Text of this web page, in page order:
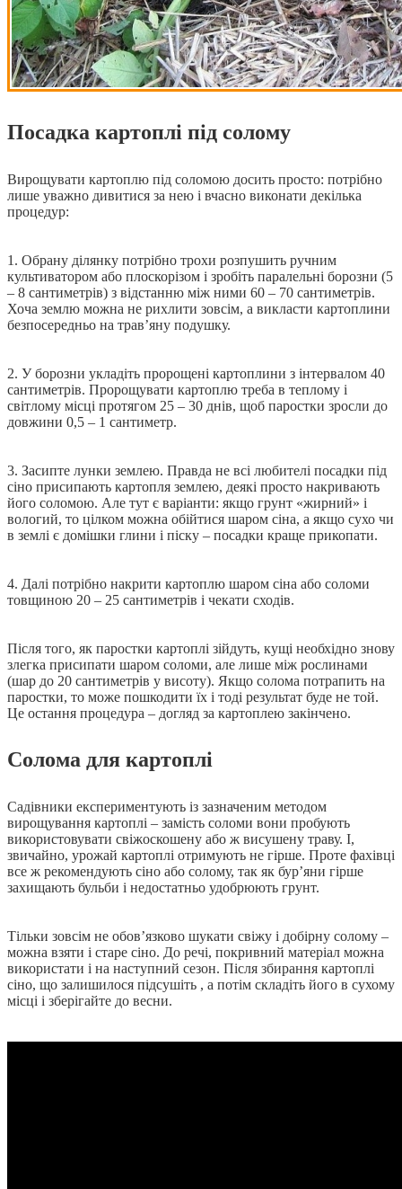
Посадка картоплі під солому
Вирощувати картоплю під соломою досить просто: потрібно
лише уважно дивитися за нею і вчасно виконати декілька
процедур:
1. Обрану ділянку потрібно трохи розпушить ручним
культиватором або плоскорізом і зробіть паралельні борозни (5
‒ 8 сантиметрів) з відстанню між ними 60 ‒ 70 сантиметрів.
Хоча землю можна не рихлити зовсім, а викласти картоплини
безпосередньо на трав’яну подушку.
2. У борозни укладіть пророщені картоплини з інтервалом 40
сантиметрів. Пророщувати картоплю треба в теплому і
світлому місці протягом 25 ‒ 30 днів, щоб паростки зросли до
довжини 0,5 ‒ 1 сантиметр.
3. Засипте лунки землею. Правда не всі любителі посадки під
сіно присипають картопля землею, деякі просто накривають
його соломою. Але тут є варіанти: якщо грунт «жирний» і
вологий, то цілком можна обійтися шаром сіна, а якщо сухо чи
в землі є домішки глини і піску ‒ посадки краще прикопати.
4. Далі потрібно накрити картоплю шаром сіна або соломи
товщиною 20 ‒ 25 сантиметрів і чекати сходів.
Після того, як паростки картоплі зійдуть, кущі необхідно знову
злегка присипати шаром соломи, але лише між рослинами
(шар до 20 сантиметрів у висоту). Якщо солома потрапить на
паростки, то може пошкодити їх і тоді результат буде не той.
Це остання процедура ‒ догляд за картоплею закінчено.
Солома для картоплі
Садівники експериментують із зазначеним методом
вирощування картоплі ‒ замість соломи вони пробують
використовувати свіжоскошену або ж висушену траву. І,
звичайно, урожай картоплі отримують не гірше. Проте фахівці
все ж рекомендують сіно або солому, так як бур’яни гірше
захищають бульби і недостатньо удобрюють грунт.
Тільки зовсім не обов’язково шукати свіжу і добірну солому ‒
можна взяти і старе сіно. До речі, покривний матеріал можна
використати і на наступний сезон. Після збирання картоплі
сіно, що залишилося підсушіть , а потім складіть його в сухому
місці і зберігайте до весни.